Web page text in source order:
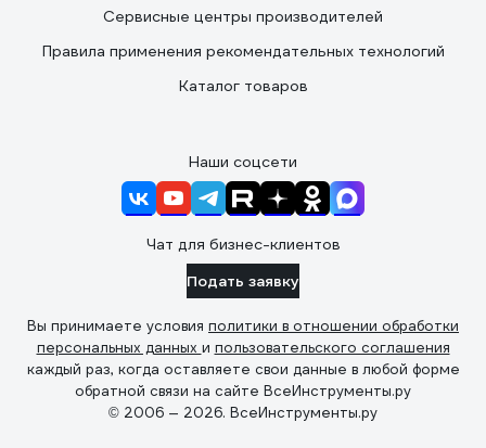
Сервисные центры производителей
Правила применения рекомендательных технологий
Каталог товаров
Наши соцсети
Чат для бизнес-клиентов
Подать заявку
Вы принимаете условия политики в отношении обработки
персональных данных и пользовательского соглашения
каждый раз, когда оставляете свои данные в любой форме
обратной связи на сайте ВсеИнструменты.ру
© 2006 — 2026. ВсеИнструменты.ру